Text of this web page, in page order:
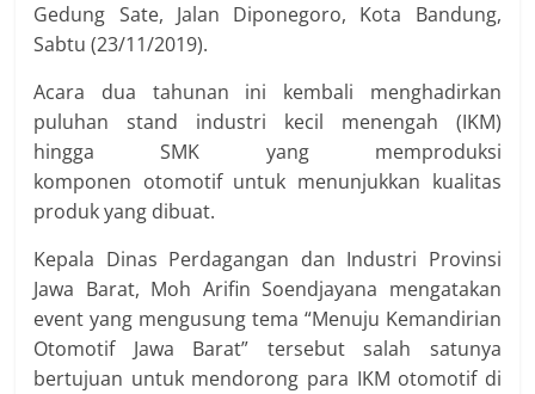
Gedung Sate, Jalan Diponegoro, Kota Bandung,
Sabtu (23/11/2019).
Acara dua tahunan ini kembali menghadirkan
puluhan stand industri kecil menengah (IKM)
hingga SMK yang memproduksi
komponen otomotif untuk menunjukkan kualitas
produk yang dibuat.
Kepala Dinas Perdagangan dan Industri Provinsi
Jawa Barat, Moh Arifin Soendjayana mengatakan
event yang mengusung tema “Menuju Kemandirian
Otomotif Jawa Barat” tersebut salah satunya
bertujuan untuk mendorong para IKM otomotif di